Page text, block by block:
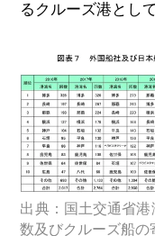
るクルーズ港とし
出典：国土交通省
数及びクルーズ船の